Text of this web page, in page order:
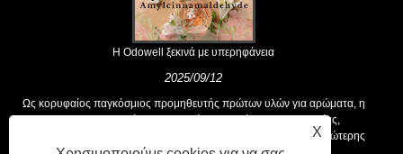
Η Odowell ξεκινά με υπερηφάνεια
2025/09/12
Ως κορυφαίος παγκόσμιος προμηθευτής πρώτων υλών για αρώματα, η
Odowell υποστηρίζει μια βασική φιλοσοφία της "καινοτομίας,
επικεντρωμένης στην ποιότητα", που παρέχει σταθερά λύσεις ανώτερης
X